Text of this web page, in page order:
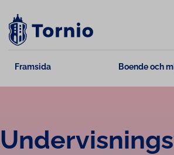
content
Framsida Boende och